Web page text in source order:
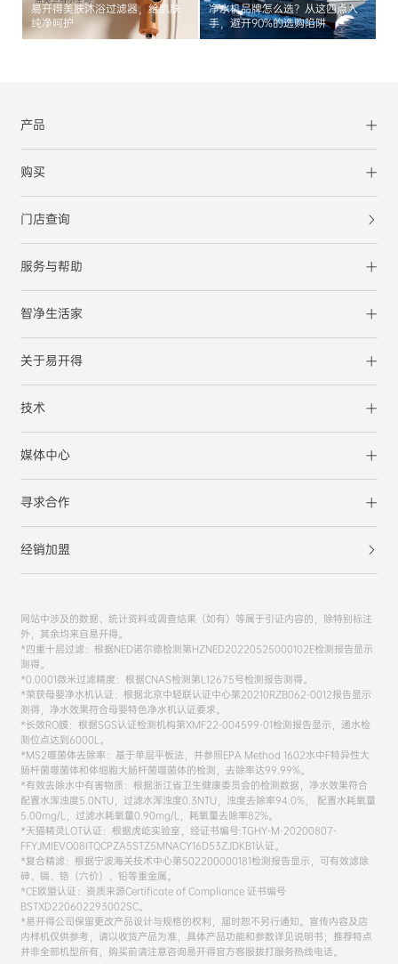
易开得美肤沐浴过滤器，给肌肤
纯净呵护
净水机品牌怎么选？从这四点入
手，避开90%的选购陷阱
产品
购买
门店查询
服务与帮助
智净生活家
关于易开得
技术
媒体中心
寻求合作
经销加盟
网站中涉及的数据、统计资料或调查结果（如有）等属于引证内容的，除特别标注
外，其余均来自易开得。
*四重十层过滤：根据NED诺尔德检测第HZNED20220525000102E检测报告显示
测得。
*0.0001微米过滤精度：根据CNAS检测第L12675号检测报告测得。
*荣获母婴净水机认证：根据北京中轻联认证中心第20210RZB062-0012报告显示
测得，净水效果符合母婴特色净水机认证要求。
*长效RO膜：根据SGS认证检测机构第XMF22-004599-01检测报告显示，通水检
测位点达到6000L。
*MS2噬菌体去除率：基于单层平板法，并参照EPA Method 1602水中F特异性大
肠杆菌噬菌体和体细胞大肠杆菌噬菌体的检测，去除率达99.99%。
*有效去除水中有害物质：根据浙江省卫生健康委员会的检测数据，净水效果符合
配置水浑浊度5.0NTU，过滤水浑浊度0.3NTU，浊度去除率94.0%， 配置水耗氧量
5.00mg/L，过滤水耗氧量0.90mg/L，耗氧量去除率82%。
*天猫精灵LOT认证：根据虎屹实验室，经证书编号:TGHY-M-20200807-
FFYJMIEVO08ITQCPZA5STZ5MNACY16D53ZJDKB1认证。
*复合精滤：根据宁波海关技术中心第502200000181检测报告显示，可有效滤除
砷、镉、铬（六价）、铅等重金属。
*CE欧盟认证：资质来源Certificate of Compliance 证书编号
BSTXD220602293002SC。
*易开得公司保留更改产品设计与规格的权利，届时恕不另行通知。宣传内容及店
内样机仅供参考，请以收货产品为准，具体产品功能和参数详见说明书；推荐特点
并非全部机型所有，购买前请注意咨询易开得官方客服拨打服务热线电话。